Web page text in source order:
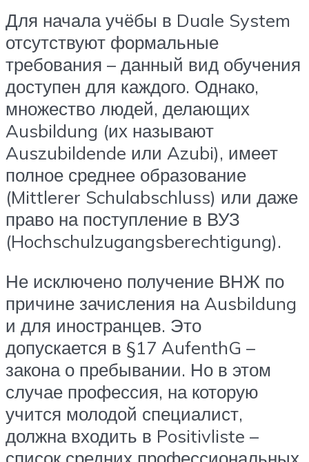
Для начала учёбы в Duale System
отсутствуют формальные
требования – данный вид обучения
доступен для каждого. Однако,
множество людей, делающих
Ausbildung (их называют
Auszubildende или Azubi), имеет
полное среднее образование
(Mittlerer Schulabschluss) или даже
право на поступление в ВУЗ
(Hochschulzugangsberechtigung).
Не исключено получение ВНЖ по
причине зачисления на Ausbildung
и для иностранцев. Это
допускается в §17 AufenthG –
закона о пребывании. Но в этом
случае профессия, на которую
учится молодой специалист,
должна входить в Positivliste –